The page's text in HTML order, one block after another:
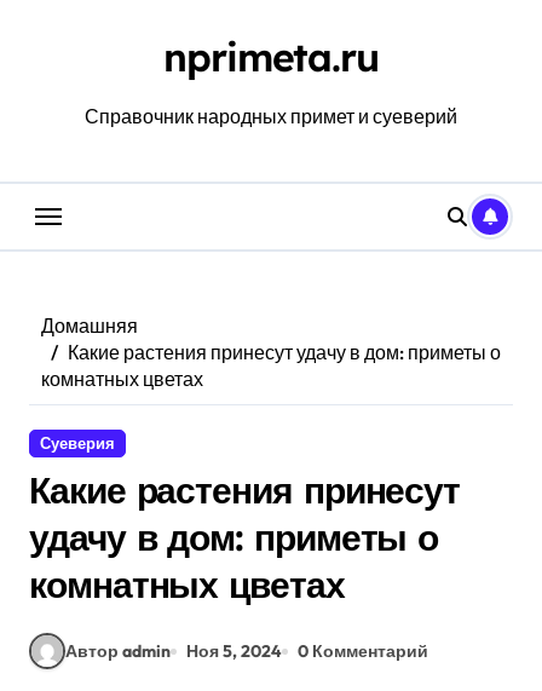
nprimeta.ru
Справочник народных примет и суеверий
Домашняя
Какие растения принесут удачу в дом: приметы о
комнатных цветах
Суеверия
Какие растения принесут
удачу в дом: приметы о
комнатных цветах
Автор admin Ноя 5, 2024 0 Комментарий